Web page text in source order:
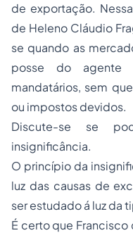
de exportação.
de Heleno Cláudio
se quando as
posse do agente
mandatários, sem
ou impostos devidos.
Discute-se se
insignificância.
O princípio da
luz das causas de
ser estudado á luz da
É certo que Francisco